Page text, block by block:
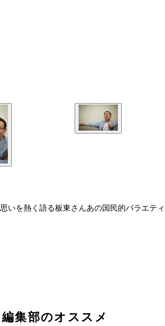
を熱く語る板東さんあの国民的バラエテ
編集部のオススメ